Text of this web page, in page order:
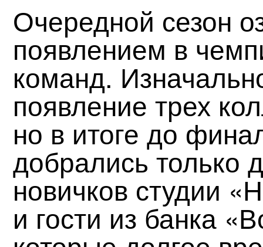
Очередной сезон
появлением в
команд.
появление трех
но в итоге до
добрались только
новичков студии
и гости из банка